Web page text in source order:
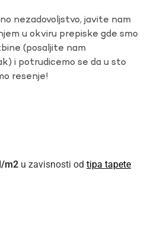
nezadovoljstvo, javite nam
u okviru prepiske gde smo
(posaljite nam
i potrudicemo se da u sto
resenje!
u zavisnosti od tipa tapete